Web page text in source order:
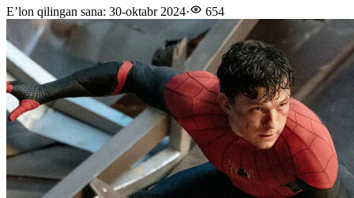
E’lon qilingan sana: 30-oktabr 2024· 654